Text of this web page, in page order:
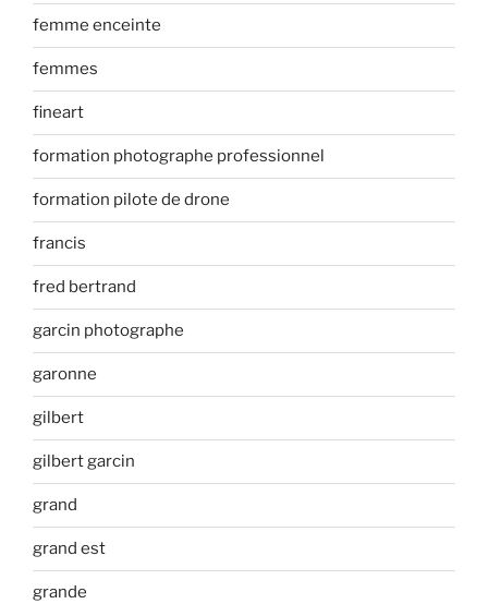
femme enceinte
femmes
fineart
formation photographe professionnel
formation pilote de drone
francis
fred bertrand
garcin photographe
garonne
gilbert
gilbert garcin
grand
grand est
grande